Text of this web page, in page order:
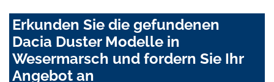
Erkunden Sie die gefundenen
Dacia Duster Modelle in
Wesermarsch und fordern Sie Ihr
Angebot an